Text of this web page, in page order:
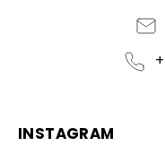
INSTAGRAM